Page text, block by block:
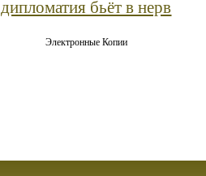
дипломатия бьёт в нерв
Электронные Копии